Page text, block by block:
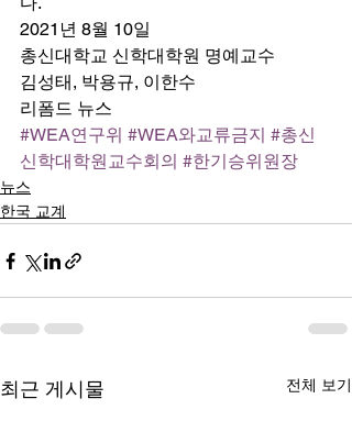
2021년 8월 10일
총신대학교 신학대학원 명예교수
김성태, 박용규, 이한수
리폼드 뉴스
#WEA연구위 #WEA와교류금지 #총신
신학대학원교수회의 #한기승위원장
뉴스
한국 교계
최근 게시물 전체 보기